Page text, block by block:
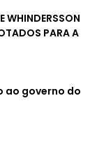
WHINDERSSON
PARA A
ao governo do